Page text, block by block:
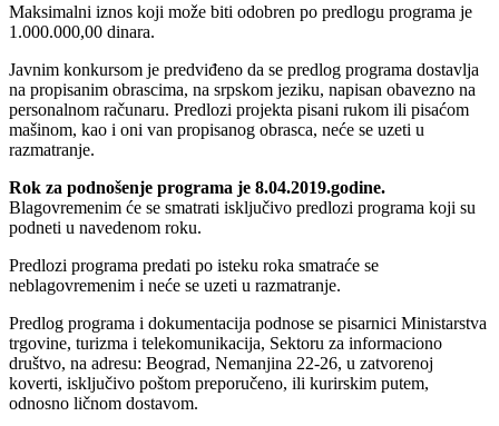
Maksimalni iznos koji može biti odobren po predlogu programa je
1.000.000,00 dinara.
Javnim konkursom je predviđeno da se predlog programa dostavlja
na propisanim obrascima, na srpskom jeziku, napisan obavezno na
personalnom računaru. Predlozi projekta pisani rukom ili pisaćom
mašinom, kao i oni van propisanog obrasca, neće se uzeti u
razmatranje.
Rok za podnošenje programa je 8.04.2019.godine.
Blagovremenim će se smatrati isključivo predlozi programa koji su
podneti u navedenom roku.
Predlozi programa predati po isteku roka smatraće se
neblagovremenim i neće se uzeti u razmatranje.
Predlog programa i dokumentacija podnose se pisarnici Ministarstva
trgovine, turizma i telekomunikacija, Sektoru za informaciono
društvo, na adresu: Beograd, Nemanjina 22-26, u zatvorenoj
koverti, isključivo poštom preporučeno, ili kurirskim putem,
odnosno ličnom dostavom.